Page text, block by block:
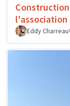
l'association
Eddy Charreau